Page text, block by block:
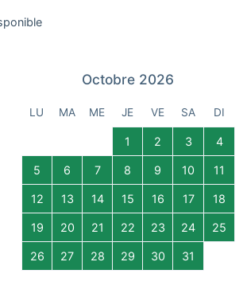
Octobre 2026
LU MA ME JE VE SA DI
1 2 3 4
5 6 7 8 9 10 11
12 13 14 15 16 17 18
19 20 21 22 23 24 25
26 27 28 29 30 31